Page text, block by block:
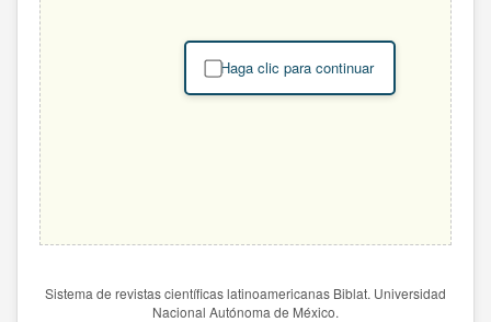
Haga clic para continuar
Sistema de revistas científicas latinoamericanas Biblat. Universidad
Nacional Autónoma de México.